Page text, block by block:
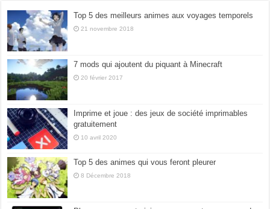
Top 5 des meilleurs animes aux voyages temporels
21 novembre 2018
7 mods qui ajoutent du piquant à Minecraft
20 février 2017
Imprime et joue : des jeux de société imprimables
gratuitement
10 avril 2020
Top 5 des animes qui vous feront pleurer
8 Décembre 2018